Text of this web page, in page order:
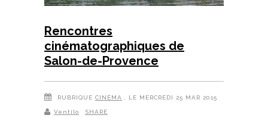
Rencontres
cinématographiques de
Salon-de-Provence
RUBRIQUE CINÉMA , LE MERCREDI 25 MAR 2015
Ventilo SHARE